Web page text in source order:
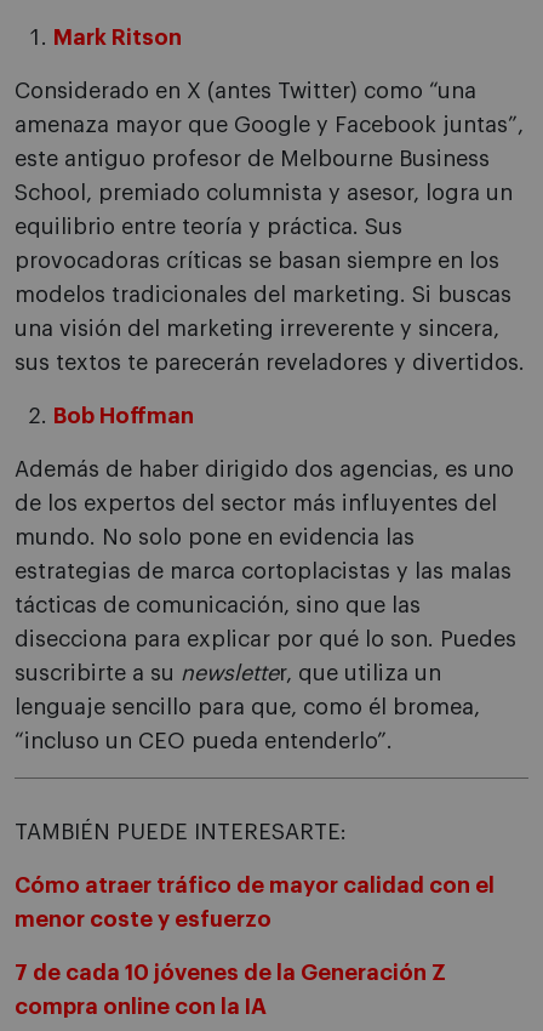
Mark Ritson
Considerado en X (antes Twitter) como “una
amenaza mayor que Google y Facebook juntas”,
este antiguo profesor de Melbourne Business
School, premiado columnista y asesor, logra un
equilibrio entre teoría y práctica. Sus
provocadoras críticas se basan siempre en los
modelos tradicionales del marketing. Si buscas
una visión del marketing irreverente y sincera,
sus textos te parecerán reveladores y divertidos.
Bob Hoffman
Además de haber dirigido dos agencias, es uno
de los expertos del sector más influyentes del
mundo. No solo pone en evidencia las
estrategias de marca cortoplacistas y las malas
tácticas de comunicación, sino que las
disecciona para explicar por qué lo son. Puedes
suscribirte a su newsletter, que utiliza un
lenguaje sencillo para que, como él bromea,
“incluso un CEO pueda entenderlo”.
TAMBIÉN PUEDE INTERESARTE:
Cómo atraer tráfico de mayor calidad con el
menor coste y esfuerzo
7 de cada 10 jóvenes de la Generación Z
compra online con la IA